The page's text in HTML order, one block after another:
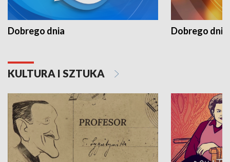
Dobrego dnia Dobrego dnia
KULTURA I SZTUKA